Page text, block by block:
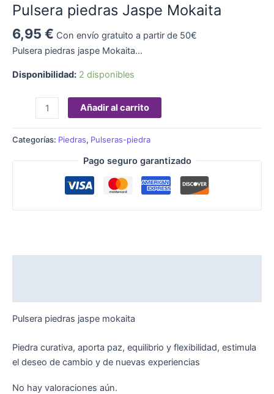
Pulsera piedras Jaspe Mokaita
6,95 € Con envío gratuito a partir de 50€
Pulsera piedras jaspe Mokaita…
Disponibilidad: 2 disponibles
Añadir al carrito
Categorías: Piedras, Pulseras-piedra
Pago seguro garantizado
Pulsera piedras jaspe mokaita
Piedra curativa, aporta paz, equilibrio y flexibilidad, estimula
el deseo de cambio y de nuevas experiencias
No hay valoraciones aún.